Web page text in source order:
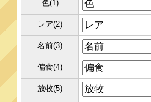
色(1)
レア(2)
名前(3)
偏食(4)
放牧(5)